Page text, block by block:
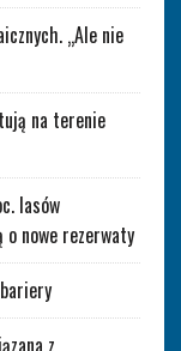
„Ale nie
na terenie
lasów
o nowe rezerwaty